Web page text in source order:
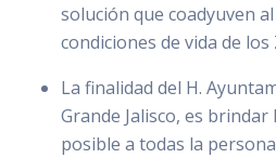
solución que coadyuven
condiciones de vida de
La finalidad del H.
Grande Jalisco, es
posible a todas la